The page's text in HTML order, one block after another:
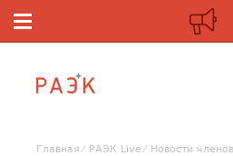
Главная РАЭК Live Новости